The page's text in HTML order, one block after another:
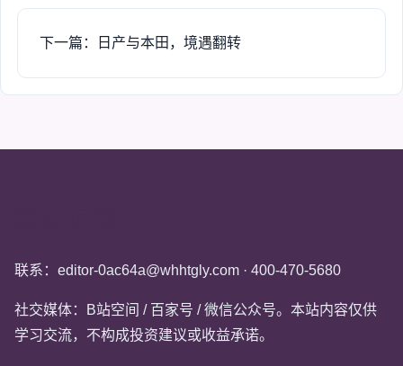
下一篇：日产与本田，境遇翻转
联系：editor-0ac64a@whhtgly.com · 400-470-5680
社交媒体：B站空间 / 百家号 / 微信公众号。本站内容仅供
学习交流，不构成投资建议或收益承诺。